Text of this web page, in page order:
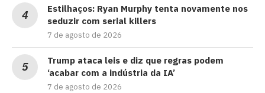
Estilhaços: Ryan Murphy tenta novamente nos
seduzir com serial killers
7 de agosto de 2026
Trump ataca leis e diz que regras podem
‘acabar com a indústria da IA’
7 de agosto de 2026